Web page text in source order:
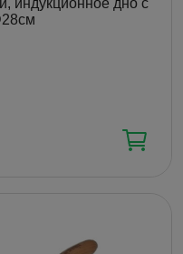
индукционное дно с